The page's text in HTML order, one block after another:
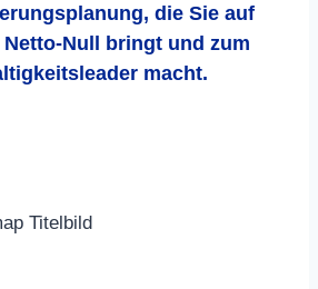
die Sie auf
Netto-Null bringt und zum
macht.